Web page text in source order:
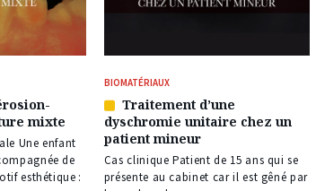
mixte
Une enfant
de
esthétique :
BIOMATÉRIAUX
Article
réservé
à
nos
abonnés
Traitement d’une
dyschromie unitaire chez un
patient mineur
Cas clinique Patient de 15 ans qui se
présente au cabinet car il est gêné par